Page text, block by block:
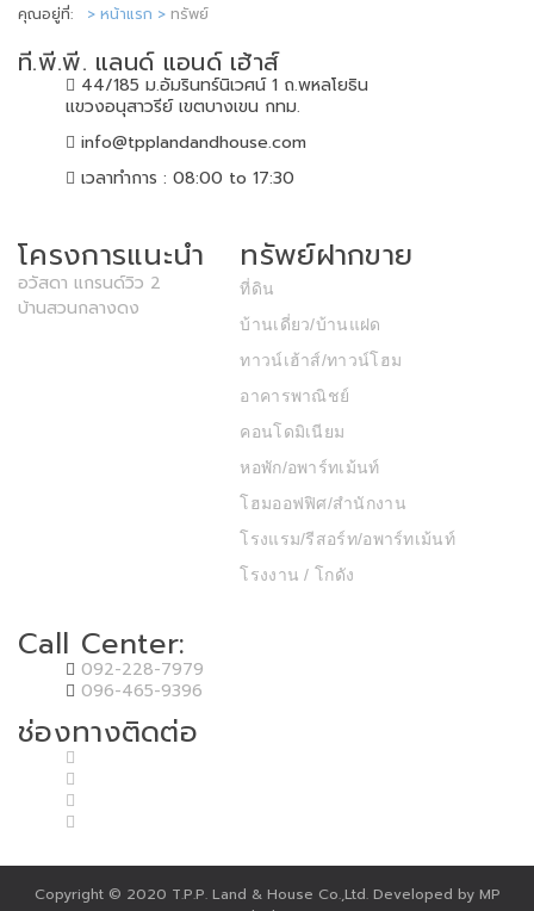
คุณอยู่ที่: หน้าแรก ทรัพย์
ที.พี.พี. แลนด์ แอนด์ เฮ้าส์
44/185 ม.อัมรินทร์นิเวศน์ 1 ถ.พหลโยธิน
แขวงอนุสาวรีย์ เขตบางเขน กทม.
info@tpplandandhouse.com
เวลาทำการ : 08:00 to 17:30
โครงการแนะนำ
อวัสดา แกรนด์วิว 2
บ้านสวนกลางดง
ทรัพย์ฝากขาย
ที่ดิน
บ้านเดี่ยว/บ้านแฝด
ทาวน์เฮ้าส์/ทาวน์โฮม
อาคารพาณิชย์
คอนโดมิเนียม
หอพัก/อพาร์ทเม้นท์
โฮมออฟฟิศ/สำนักงาน
โรงแรม/รีสอร์ท/อพาร์ทเม้นท์
โรงงาน / โกดัง
Call Center:
092-228-7979
096-465-9396
ช่องทางติดต่อ
Copyright © 2020 T.P.P. Land & House Co.,Ltd. Developed by MP